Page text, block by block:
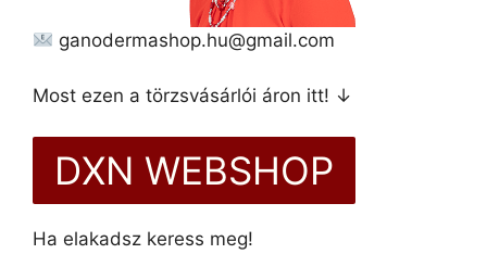
ganodermashop.hu@gmail.com
Most ezen a törzsvásárlói áron itt! ↓
DXN WEBSHOP
Ha elakadsz keress meg!